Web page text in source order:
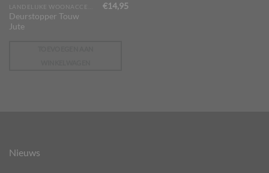
Deurstopper Touw
Jute
€14,95
Nieuws